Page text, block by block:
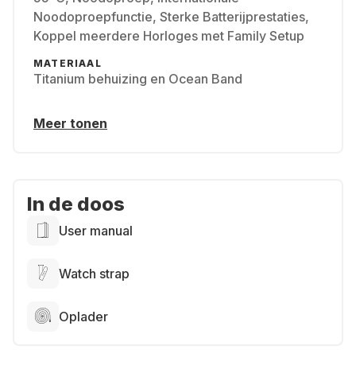
Noodoproepfunctie, Sterke Batterijprestaties,
Koppel meerdere Horloges met Family Setup
MATERIAAL
Titanium behuizing en Ocean Band
Meer tonen
In de doos
User manual
Watch strap
Oplader